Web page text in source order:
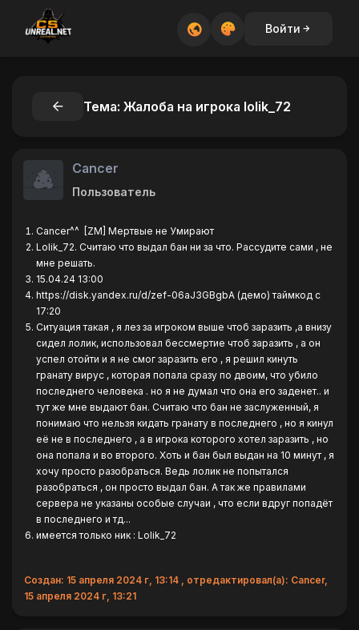
Войти
Тема: Жалоба на игрока lolik_72
Cancer
Пользователь
Cancer^^ [ZM] Мертвые не Умирают
Lolik_72. Считаю что выдал бан ни за что. Рассудите сами , не
мне решать.
15.04.24 13:00
https://disk.yandex.ru/d/zef-06aJ3GBgbA (демо) таймкод c
17:20
Ситуация такая , я лез за игроком выше чтоб заразить ,а внизу
сидел лолик, использовал бессмертие чтоб заразить , а он
успел отойти и я не смог заразить его , я решил кинуть
гранату вирус , которая попала сразу по двоим, что убило
последнего человека . но я не думал что она его заденет.. и
тут же мне выдают бан. Считаю что бан не заслуженный, я
понимаю что нельзя кидать гранату в последнего , но я кинул
её не в последнего , а в игрока которого хотел заразить , но
она попала и во второго. Хоть и бан был выдан на 10 минут , я
хочу просто разобраться. Ведь лолик не попытался
разобраться , он просто выдал бан. А так же правилами
сервера не указаны особые случаи , что если вдруг попадёт
в последнего и тд...
имеется только ник : Lolik_72
Создан: 15 апреля 2024 г, 13:14 , отредактировал(а): Cancer,
15 апреля 2024 г, 13:21